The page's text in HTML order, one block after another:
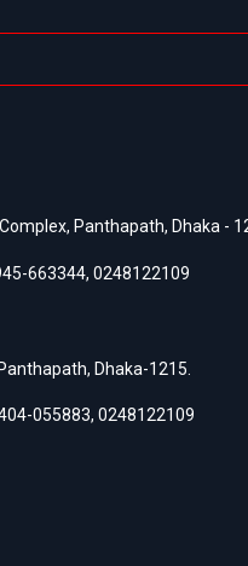
Panthapath, Dhaka -
663344, 0248122109
Dhaka-1215.
055883, 0248122109